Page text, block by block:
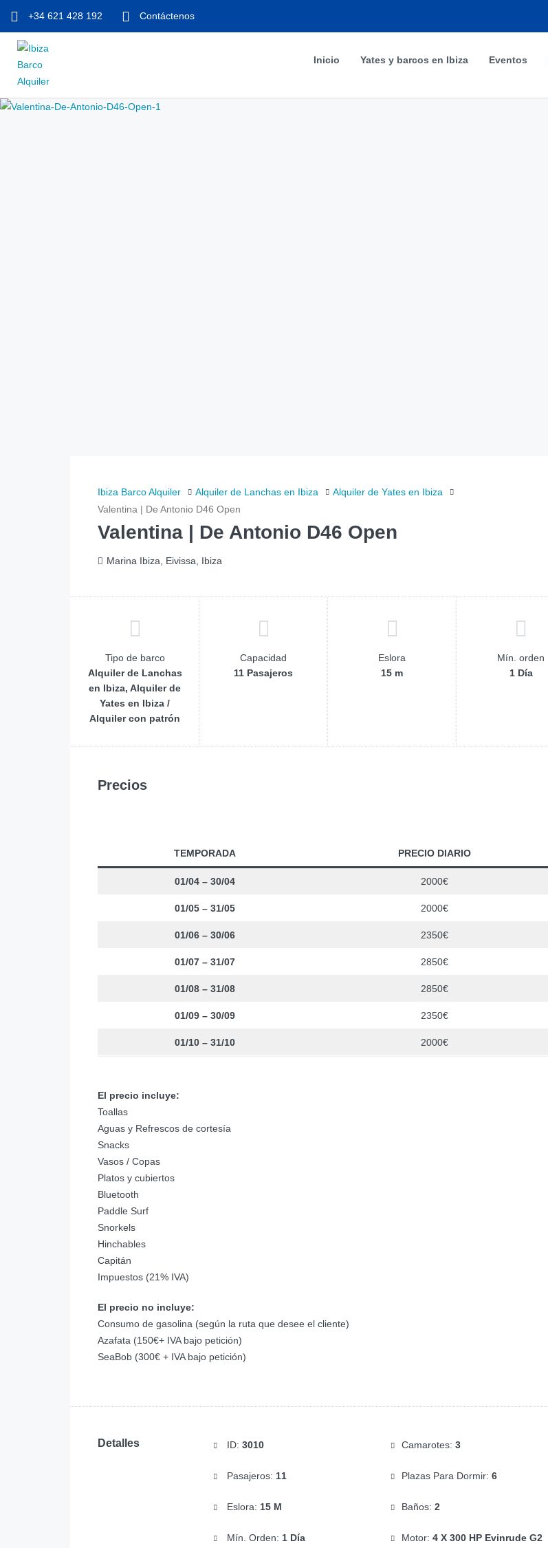
+34 621 428 192 Contáctenos
Inicio Yates y barcos en Ibiza Eventos
Ibiza Barco Alquiler Alquiler de Lanchas en Ibiza
Alquiler de Yates en Ibiza
Valentina | De Antonio D46 Open
Valentina | De Antonio D46 Open
Marina Ibiza, Eivissa, Ibiza
Tipo de barco
Alquiler de Lanchas
en Ibiza, Alquiler de
Yates en Ibiza /
Alquiler con patrón
Capacidad
11 Pasajeros
Eslora
15 m
Mín. orden
1 Día
Precios
TEMPORADA PRECIO DIARIO
01/04 – 30/04 2000€
01/05 – 31/05 2000€
01/06 – 30/06 2350€
01/07 – 31/07 2850€
01/08 – 31/08 2850€
01/09 – 30/09 2350€
01/10 – 31/10 2000€
El precio incluye:
Toallas
Aguas y Refrescos de cortesía
Snacks
Vasos / Copas
Platos y cubiertos
Bluetooth
Paddle Surf
Snorkels
Hinchables
Capitán
Impuestos (21% IVA)
El precio no incluye:
Consumo de gasolina (según la ruta que desee el cliente)
Azafata (150€+ IVA bajo petición)
SeaBob (300€ + IVA bajo petición)
Detalles ID: 3010
Pasajeros: 11
Eslora: 15 M
Mín. Orden: 1 Día
Camarotes: 3
Plazas Para Dormir: 6
Baños: 2
Motor: 4 X 300 HP Evinrude G2